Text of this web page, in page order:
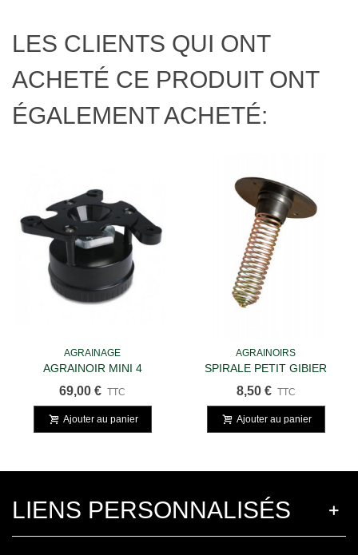
LES CLIENTS QUI ONT
ACHETÉ CE PRODUIT ONT
ÉGALEMENT ACHETÉ:
AGRAINAGE
AGRAINOIR MINI 4
69,00 € TTC
Ajouter au panier
AGRAINOIRS
SPIRALE PETIT GIBIER
8,50 € TTC
Ajouter au panier
LIENS PERSONNALISÉS